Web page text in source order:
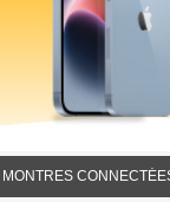
MONTRES